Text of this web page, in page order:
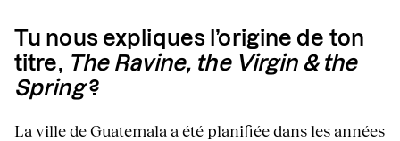
Tu nous expliques l’origine de ton
titre, The Ravine, the Virgin & the
Spring?
La ville de Guatemala a été planifiée dans les années